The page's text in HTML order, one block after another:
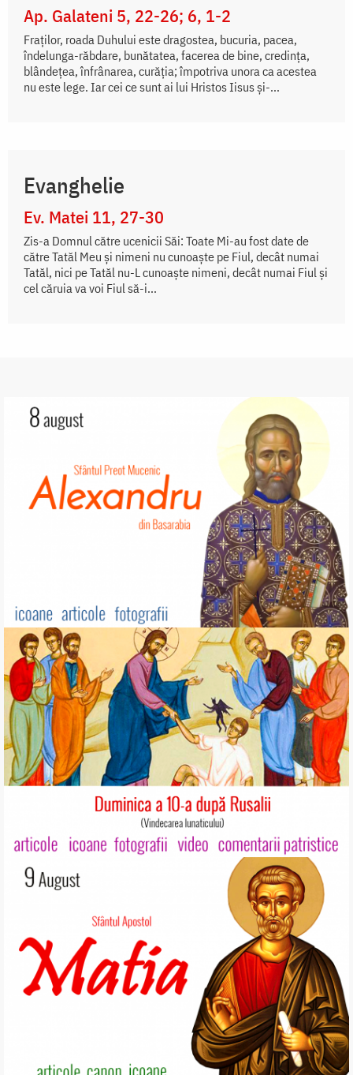
Ap. Galateni 5, 22-26; 6, 1-2
Fraților, roada Duhului este dragostea, bucuria, pacea,
îndelunga-răbdare, bunătatea, facerea de bine, credința,
blândețea, înfrânarea, curăția; împotriva unora ca acestea
nu este lege. Iar cei ce sunt ai lui Hristos Iisus și-...
Evanghelie
Ev. Matei 11, 27-30
Zis-a Domnul către ucenicii Săi: Toate Mi-au fost date de
către Tatăl Meu și nimeni nu cunoaște pe Fiul, decât numai
Tatăl, nici pe Tatăl nu-L cunoaște nimeni, decât numai Fiul și
cel căruia va voi Fiul să-i...